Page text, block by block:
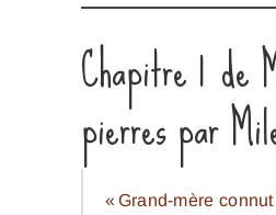
Chapitre 1 de
pierres par
« Grand-mère